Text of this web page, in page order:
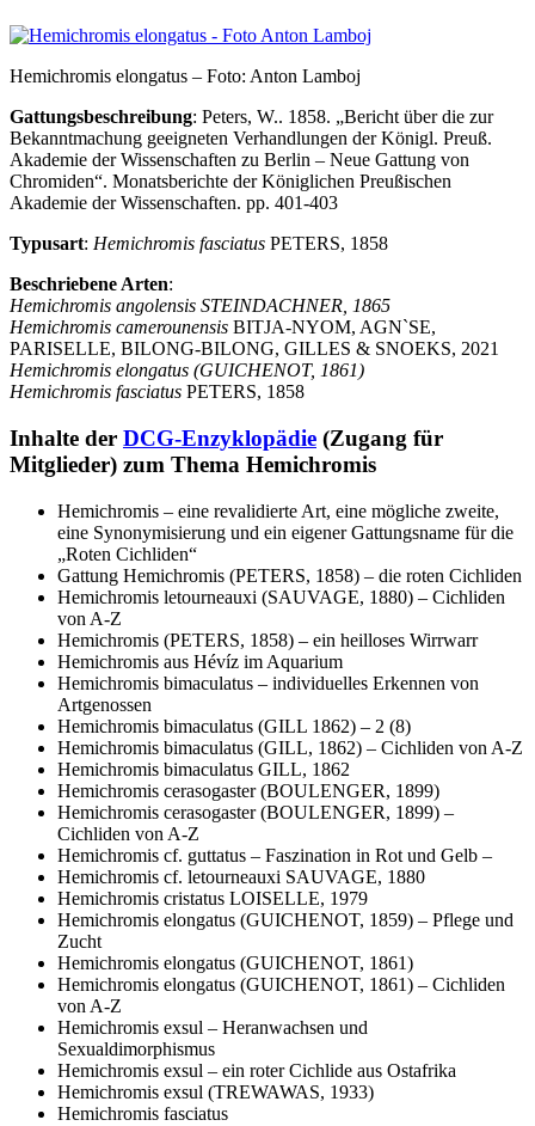
Hemichromis elongatus – Foto: Anton Lamboj
Gattungsbeschreibung: Peters, W.. 1858. „Bericht über die zur
Bekanntmachung geeigneten Verhandlungen der Königl. Preuß.
Akademie der Wissenschaften zu Berlin – Neue Gattung von
Chromiden“. Monatsberichte der Königlichen Preußischen
Akademie der Wissenschaften. pp. 401-403
Typusart: Hemichromis fasciatus PETERS, 1858
Beschriebene Arten:
Hemichromis angolensis STEINDACHNER, 1865
Hemichromis camerounensis BITJA-NYOM, AGN`SE,
PARISELLE, BILONG-BILONG, GILLES & SNOEKS, 2021
Hemichromis elongatus (GUICHENOT, 1861)
Hemichromis fasciatus PETERS, 1858
Inhalte der DCG-Enzyklopädie (Zugang für
Mitglieder) zum Thema Hemichromis
Hemichromis – eine revalidierte Art, eine mögliche zweite,
eine Synonymisierung und ein eigener Gattungsname für die
„Roten Cichliden“
Gattung Hemichromis (PETERS, 1858) – die roten Cichliden
Hemichromis letourneauxi (SAUVAGE, 1880) – Cichliden
von A-Z
Hemichromis (PETERS, 1858) – ein heilloses Wirrwarr
Hemichromis aus Hévíz im Aquarium
Hemichromis bimaculatus – individuelles Erkennen von
Artgenossen
Hemichromis bimaculatus (GILL 1862) – 2 (8)
Hemichromis bimaculatus (GILL, 1862) – Cichliden von A-Z
Hemichromis bimaculatus GILL, 1862
Hemichromis cerasogaster (BOULENGER, 1899)
Hemichromis cerasogaster (BOULENGER, 1899) –
Cichliden von A-Z
Hemichromis cf. guttatus – Faszination in Rot und Gelb –
Hemichromis cf. letourneauxi SAUVAGE, 1880
Hemichromis cristatus LOISELLE, 1979
Hemichromis elongatus (GUICHENOT, 1859) – Pflege und
Zucht
Hemichromis elongatus (GUICHENOT, 1861)
Hemichromis elongatus (GUICHENOT, 1861) – Cichliden
von A-Z
Hemichromis exsul – Heranwachsen und
Sexualdimorphismus
Hemichromis exsul – ein roter Cichlide aus Ostafrika
Hemichromis exsul (TREWAWAS, 1933)
Hemichromis fasciatus